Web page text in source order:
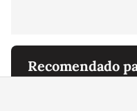
Recomendado